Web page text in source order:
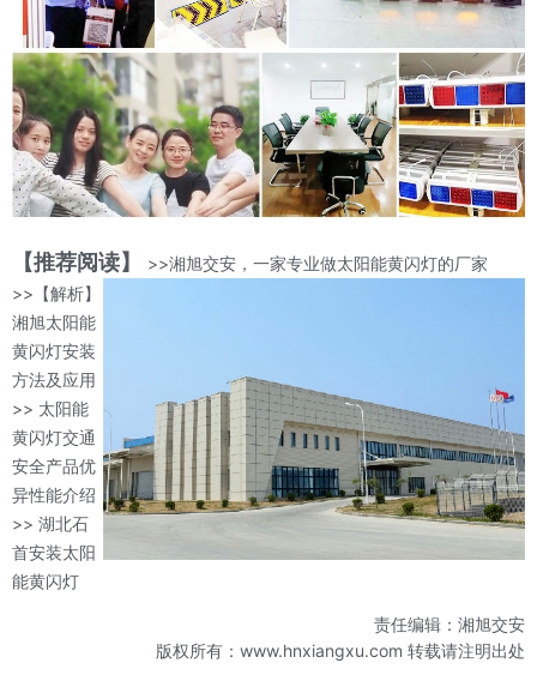
【推荐阅读】
>>湘旭交安，一家专业做太阳能黄闪灯的厂家
>>【解析】
湘旭太阳能
黄闪灯安装
方法及应用
>> 太阳能
黄闪灯交通
安全产品优
异性能介绍
>> 湖北石
首安装太阳
能黄闪灯
责任编辑：湘旭交安
版权所有：www.hnxiangxu.com 转载请注明出处